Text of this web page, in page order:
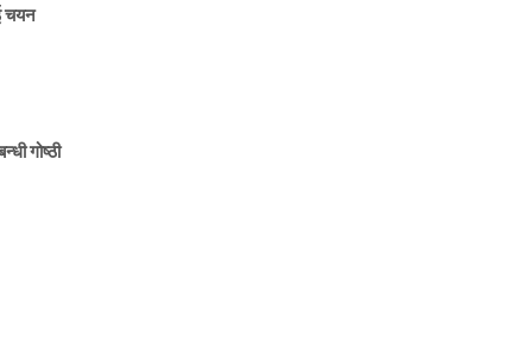
चयन
गोष्ठी